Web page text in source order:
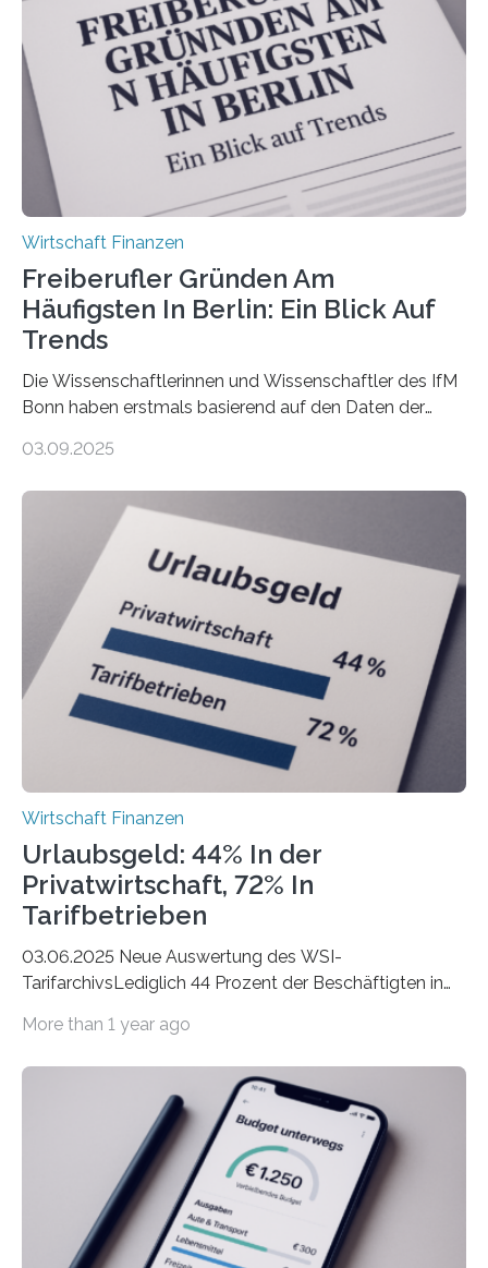
Versicherungsvertreter*innen und -makler*innen. Ein
Ergebnis: Deutlich mehr als die Hälfte der Befragten ist
über 50 Jahre alt und wird in den nächsten Jahren eine
Nachfolgeregelung benötigen. Aber nur ein Drittel hat
bereits Regelungen…
Wirtschaft Finanzen
Freiberufler Gründen Am
Häufigsten In Berlin: Ein Blick Auf
Trends
Die Wissenschaftlerinnen und Wissenschaftler des IfM
Bonn haben erstmals basierend auf den Daten der
Landkreise mit den meisten Gründungen von
ist demnach Berlin. Betrachtet man nur die Gründungen
der Freiberuflerinnen, so liegt Leipzig an der Spitze. In
Berlin starteten in 2024 die meisten Personen in eine
eigene freiberufliche Existenz, dahinter folgten die
Städte Hamburg, München und Köln. Betrachtet man
hingegen die Existenzgründungsintensität – die Anzahl
der freiberuflichen Gründungen je…
03.09.2025
Wirtschaft Finanzen
Urlaubsgeld: 44% In der
Privatwirtschaft, 72% In
Tarifbetrieben
03.06.2025 Neue Auswertung des WSI-
TarifarchivsLediglich 44 Prozent der Beschäftigten in
tarifgebundenen Betrieben ist der Anteil mit 72 Prozent
Unterkünfte fast überall deutlich teurer geworden. Für
viele Beschäftigte ist deshalb das zumeist im Juni oder
Juli ausgezahlte Urlaubsgeld ein wichtiger Faktor, um
sich den wohlverdienten Jahresurlaub leisten zu
können. Allerdings erhält mit 44 Prozent noch nicht
einmal die Hälfte aller Beschäftigten in der
Privatwirtschaft Urlaubsgeld. Zu diesem…
More than 1 year ago